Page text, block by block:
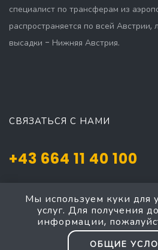
специалист по трансферам из
распространяется по всей Австрии,
высадки - Нижняя Австрия.
СВЯЗАТЬСЯ С НАМИ
+43 664 11 40 100
Josef Mayer Gasse 5,
taxi4austria@yahoo.com
Baden Mödling - Мёдлинг
Мы используем куки для
услуг. Для получения
информации,
ОБЩИЕ